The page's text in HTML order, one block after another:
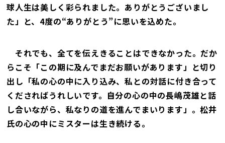
球人生は美しく彩られました。ありがとうございまし
た」と、4度の“ありがとう”に思いを込めた。
それでも、全てを伝えきることはできなかった。だか
らこそ「この期に及んでまだお願いがあります」と切り
出し「私の心の中に入り込み、私との対話に付き合って
くださればうれしいです。自分の心の中の長嶋茂雄と話
し合いながら、私なりの道を進んでまいります」。松井
氏の心の中にミスターは生き続ける。